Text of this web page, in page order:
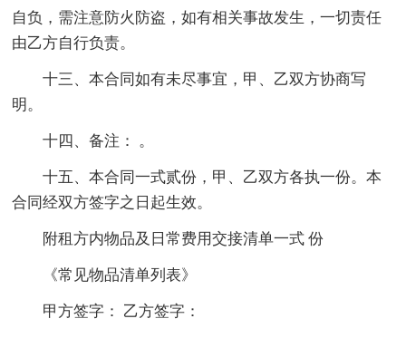
自负，需注意防火防盗，如有相关事故发生，一切责任
由乙方自行负责。
十三、本合同如有未尽事宜，甲、乙双方协商写
明。
十四、备注： 。
十五、本合同一式贰份，甲、乙双方各执一份。本
合同经双方签字之日起生效。
附租方内物品及日常费用交接清单一式 份
《常见物品清单列表》
甲方签字： 乙方签字：